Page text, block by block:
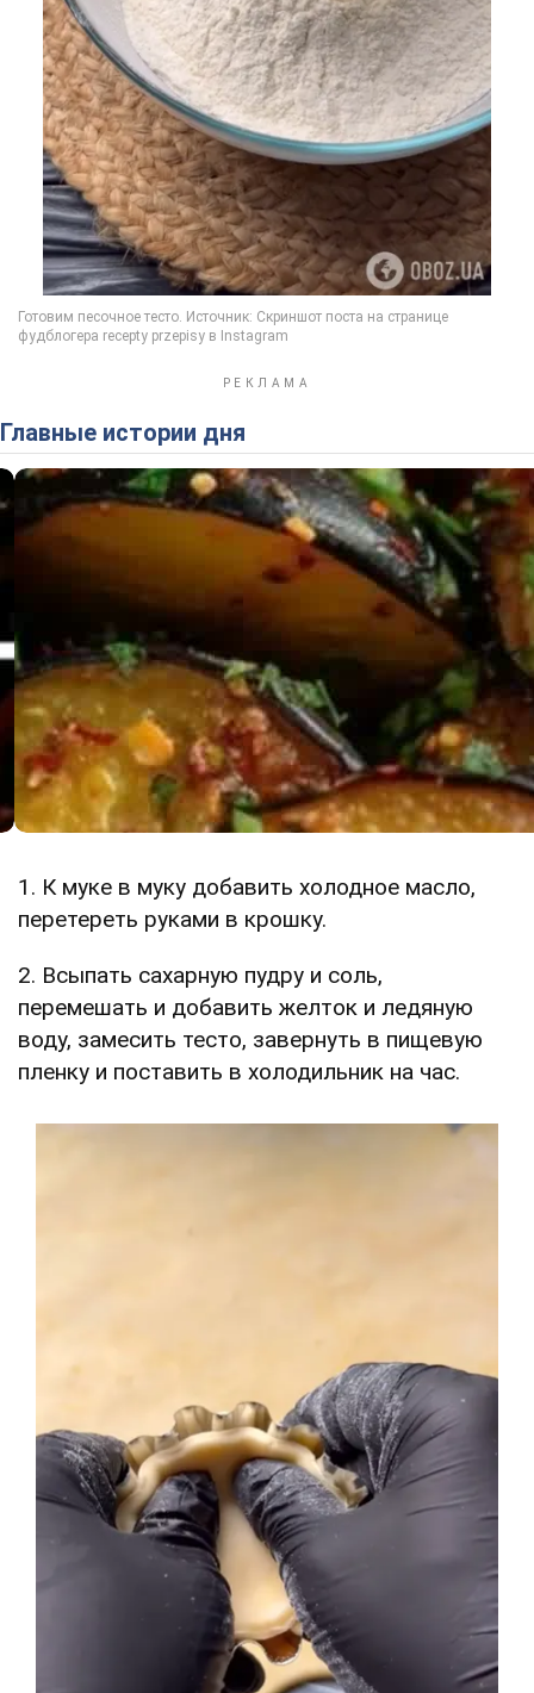
Главные истории дня
1. К муке в муку добавить холодное масло,
перетереть руками в крошку.
2. Всыпать сахарную пудру и соль,
перемешать и добавить желток и ледяную
воду, замесить тесто, завернуть в пищевую
пленку и поставить в холодильник на час.